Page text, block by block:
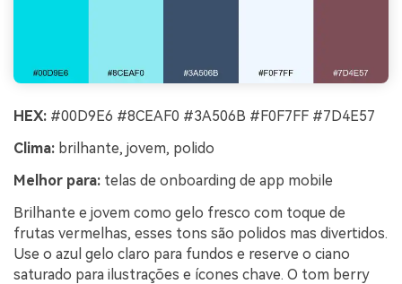
HEX: #00D9E6 #8CEAF0 #3A506B #F0F7FF #7D4E57
Clima: brilhante, jovem, polido
Melhor para: telas de onboarding de app mobile
Brilhante e jovem como gelo fresco com toque de
frutas vermelhas, esses tons são polidos mas divertidos.
Use o azul gelo claro para fundos e reserve o ciano
saturado para ilustrações e ícones chave. O tom berry